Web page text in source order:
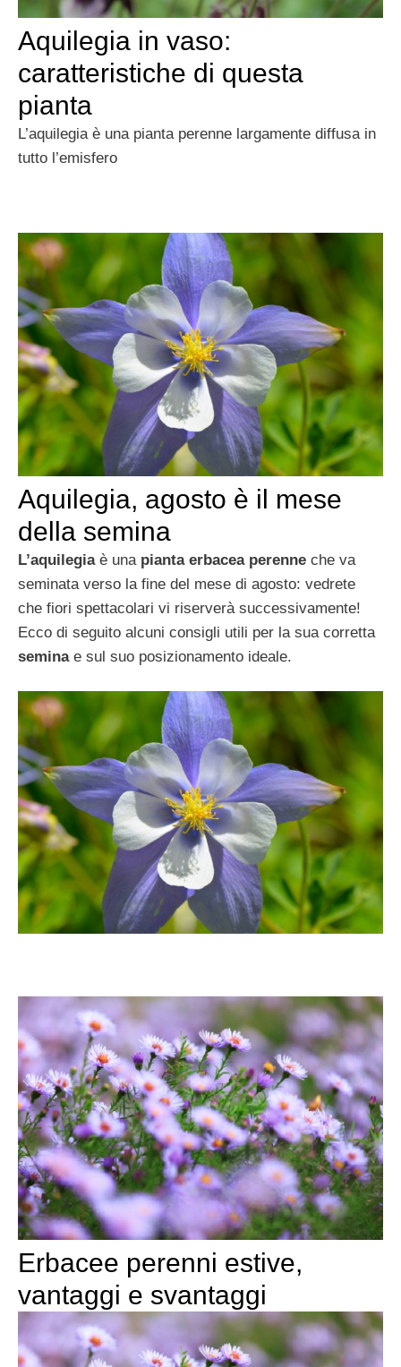
Aquilegia in vaso:
caratteristiche di questa
pianta
L’aquilegia è una pianta perenne largamente diffusa in
tutto l’emisfero
Aquilegia, agosto è il mese
della semina
L’aquilegiaè una pianta erbacea perenne che va
seminata verso la fine del mese di agosto: vedrete
che fiori spettacolari vi riserverà successivamente!
Ecco di seguito alcuni consigli utili per la sua corretta
seminae sul suo posizionamento ideale.
Erbacee perenni estive,
vantaggi e svantaggi